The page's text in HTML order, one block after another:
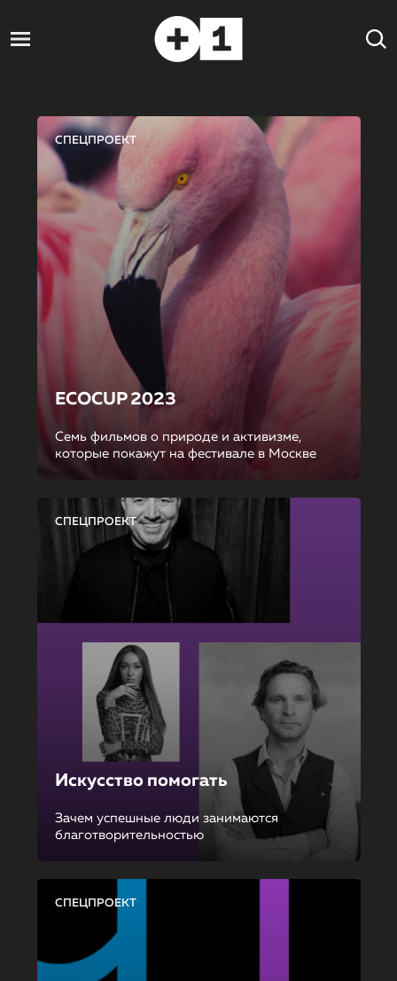
СПЕЦПРОЕКТ
ECOCUP 2023
Семь фильмов о природе и активизме,
которые покажут на фестивале в Москве
СПЕЦПРОЕКТ
Искусство помогать
Зачем успешные люди занимаются
благотворительностью
СПЕЦПРОЕКТ